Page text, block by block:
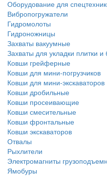
Оборудование для
Вибропогружатели
Гидромолоты
Гидроножницы
Захваты вакуумные
Захваты для укладки плитки
Ковши грейферные
Ковши для мини-погрузчиков
Ковши для мини-экскаваторов
Ковши дробильные
Ковши просеивающие
Ковши смесительные
Ковши фронтальные
Ковши экскаваторов
Отвалы
Рыхлители
Электромагниты
Ямобуры